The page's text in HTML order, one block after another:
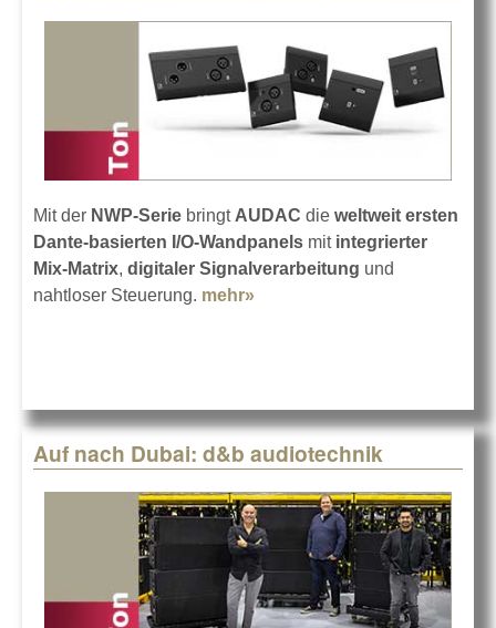
Mit der NWP-Serie bringt AUDAC die weltweit ersten
Dante-basierten I/O-Wandpanels mit integrierter
Mix-Matrix, digitaler Signalverarbeitung und
nahtloser Steuerung. mehr»
Auf nach Dubai: d&b audiotechnik